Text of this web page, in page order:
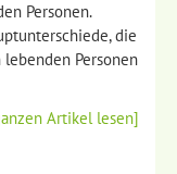
Personen.
die
Personen
Artikel lesen]